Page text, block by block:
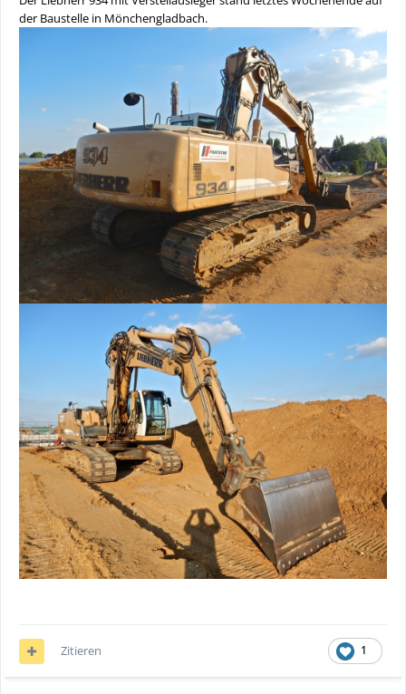
der Baustelle in Mönchengladbach.
1
Zitieren